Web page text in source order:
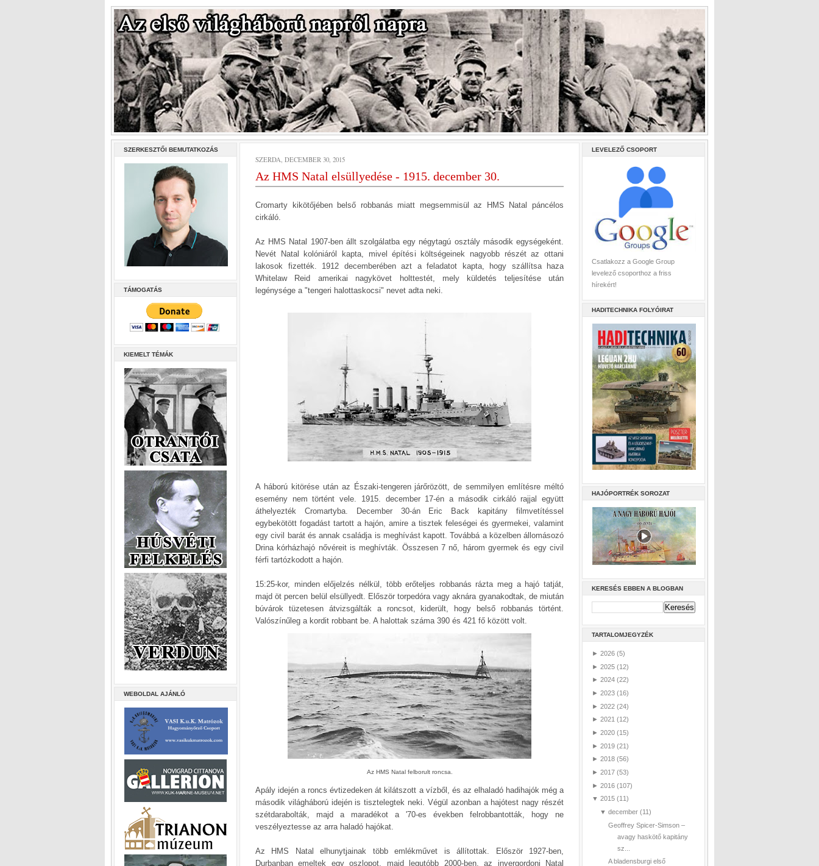
SZERKESZTŐI BEMUTATKOZÁS
TÁMOGATÁS
KIEMELT TÉMÁK
WEBOLDAL AJÁNLÓ
SZERDA, DECEMBER 30, 2015
Az HMS Natal elsüllyedése - 1915. december 30.
Cromarty kikötőjében belső robbanás miatt megsemmisül az HMS Natal páncélos
cirkáló.
Az HMS Natal 1907-ben állt szolgálatba egy négytagú osztály második egységeként.
Nevét Natal kolóniáról kapta, mivel építési költségeinek nagyobb részét az ottani
lakosok fizették. 1912 decemberében azt a feladatot kapta, hogy szállítsa haza
Whitelaw Reid amerikai nagykövet holttestét, mely küldetés teljesítése után
legénysége a "tengeri halottaskocsi" nevet adta neki.
A háború kitörése után az Északi-tengeren járőrözött, de semmilyen említésre méltó
esemény nem történt vele. 1915. december 17-én a második cirkáló rajjal együtt
áthelyezték Cromartyba. December 30-án Eric Back kapitány filmvetítéssel
egybekötött fogadást tartott a hajón, amire a tisztek feleségei és gyermekei, valamint
egy civil barát és annak családja is meghívást kapott. Továbbá a közelben állomásozó
Drina kórházhajó nővéreit is meghívták. Összesen 7 nő, három gyermek és egy civil
férfi tartózkodott a hajón.
15:25-kor, minden előjelzés nélkül, több erőteljes robbanás rázta meg a hajó tatját,
majd öt percen belül elsüllyedt. Először torpedóra vagy aknára gyanakodtak, de miután
búvárok tüzetesen átvizsgálták a roncsot, kiderült, hogy belső robbanás történt.
Valószínűleg a kordit robbant be. A halottak száma 390 és 421 fő között volt.
Az HMS Natal felborult roncsa.
Apály idején a roncs évtizedeken át kilátszott a vízből, és az elhaladó hadihajók még a
második világháború idején is tisztelegtek neki. Végül azonban a hajótest nagy részét
szétdarabolták, majd a maradékot a '70-es években felrobbantották, hogy ne
veszélyeztesse az arra haladó hajókat.
Az HMS Natal elhunytjainak több emlékművet is állítottak. Először 1927-ben,
Durbanban emeltek egy oszlopot, majd legutóbb 2000-ben, az invergordoni Natal
LEVELEZŐ CSOPORT
Csatlakozz a Google Group
levelező csoporthoz a friss
hírekért!
HADITECHNIKA FOLYÓIRAT
HAJÓPORTRÉK SOROZAT
KERESÉS EBBEN A BLOGBAN
TARTALOMJEGYZÉK
► 2026 (5)
► 2025 (12)
► 2024 (22)
► 2023 (16)
► 2022 (24)
► 2021 (12)
► 2020 (15)
► 2019 (21)
► 2018 (56)
► 2017 (53)
► 2016 (107)
▼ 2015 (11)
▼ december (11)
Geoffrey Spicer-Simson –
avagy haskötő kapitány
sz...
A bladensburgi első